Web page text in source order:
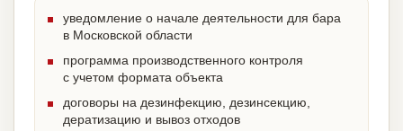
уведомление о начале деятельности для бара
в Московской области
программа производственного контроля
с учетом формата объекта
договоры на дезинфекцию, дезинсекцию,
дератизацию и вывоз отходов